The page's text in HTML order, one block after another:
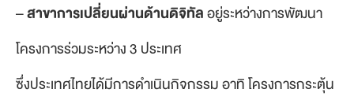
–สาขาการเปลี่ยนผ่านด้านดิจิทัลอยู่ระหว่างการพัฒนา
โครงการร่วมระหว่าง 3 ประเทศ
ซึ่งประเทศไทยได้มีการดำเนินกิจกรรม อาทิ โครงการกระตุ้น